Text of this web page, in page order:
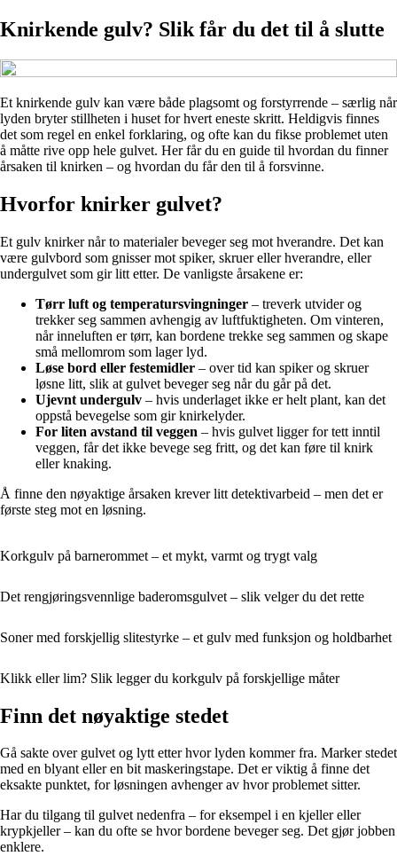
Knirkende gulv? Slik får du det til å slutte
Et knirkende gulv kan være både plagsomt og forstyrrende – særlig når
lyden bryter stillheten i huset for hvert eneste skritt. Heldigvis finnes
det som regel en enkel forklaring, og ofte kan du fikse problemet uten
å måtte rive opp hele gulvet. Her får du en guide til hvordan du finner
årsaken til knirken – og hvordan du får den til å forsvinne.
Hvorfor knirker gulvet?
Et gulv knirker når to materialer beveger seg mot hverandre. Det kan
være gulvbord som gnisser mot spiker, skruer eller hverandre, eller
undergulvet som gir litt etter. De vanligste årsakene er:
Tørr luft og temperatursvingninger – treverk utvider og
trekker seg sammen avhengig av luftfuktigheten. Om vinteren,
når inneluften er tørr, kan bordene trekke seg sammen og skape
små mellomrom som lager lyd.
Løse bord eller festemidler – over tid kan spiker og skruer
løsne litt, slik at gulvet beveger seg når du går på det.
Ujevnt undergulv – hvis underlaget ikke er helt plant, kan det
oppstå bevegelse som gir knirkelyder.
For liten avstand til veggen – hvis gulvet ligger for tett inntil
veggen, får det ikke bevege seg fritt, og det kan føre til knirk
eller knaking.
Å finne den nøyaktige årsaken krever litt detektivarbeid – men det er
første steg mot en løsning.
Korkgulv på barnerommet – et mykt, varmt og trygt valg
Det rengjøringsvennlige baderomsgulvet – slik velger du det rette
Soner med forskjellig slitestyrke – et gulv med funksjon og holdbarhet
Klikk eller lim? Slik legger du korkgulv på forskjellige måter
Finn det nøyaktige stedet
Gå sakte over gulvet og lytt etter hvor lyden kommer fra. Marker stedet
med en blyant eller en bit maskeringstape. Det er viktig å finne det
eksakte punktet, for løsningen avhenger av hvor problemet sitter.
Har du tilgang til gulvet nedenfra – for eksempel i en kjeller eller
krypkjeller – kan du ofte se hvor bordene beveger seg. Det gjør jobben
enklere.